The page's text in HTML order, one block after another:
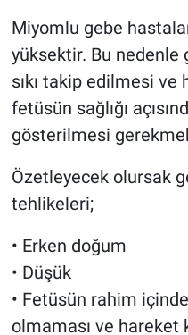
Miyomlu gebe
yüksektir. Bu nedenle
sıkı takip edilmesi ve
fetüsün sağlığı
gösterilmesi
Özetleyecek olursak
tehlikeleri;
• Erken doğum
• Düşük
• Fetüsün rahim
olmaması ve hareket